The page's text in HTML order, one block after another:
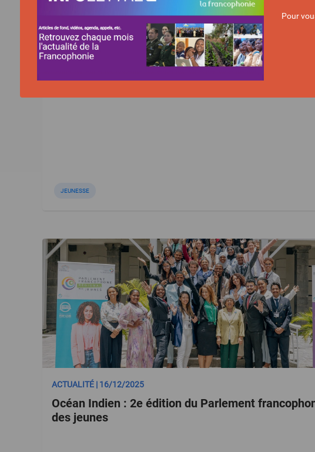
ACTUALITÉ | 06/07/2026
Construire la paix par l'engagement citoyen des
JEUNESSE
ACTUALITÉ | 16/12/2025
Océan Indien : 2e édition du Parlement
des jeunes
Pour